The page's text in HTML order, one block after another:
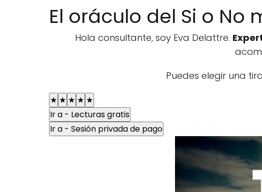
El oráculo del Si o No
Hola consultante, soy Eva Delattre.
Puedes elegir una
★ ★ ★ ★ ★
Ir a - Lecturas gratis
Ir a - Sesión privada de pago